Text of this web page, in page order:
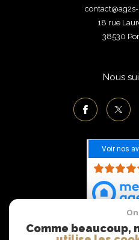
18 rue
38530
Nous
Voir nos
Comme beaucoup,